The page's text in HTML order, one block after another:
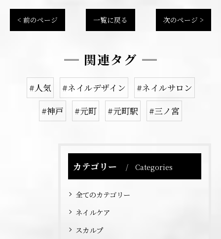
< 前のページ 一覧に戻る 次のページ >
関連タグ
#人気 #ネイルデザイン
#ネイルサロン
#神戸
#元町 #元町駅 #三ノ宮
カテゴリー Categories
全てのカテゴリー
ネイルケア
スカルプ